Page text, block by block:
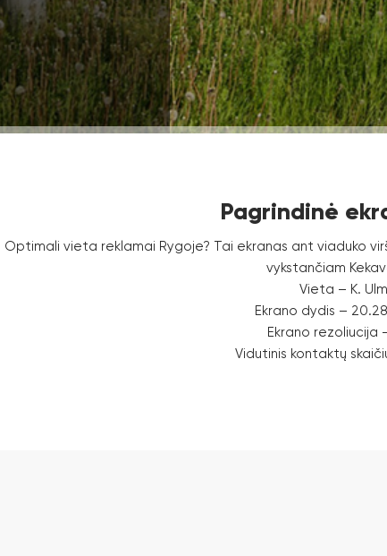
Pagrindinė
Optimali vieta reklamai Rygoje? Tai ekranas ant viaduko
vykstančiam
Vieta – K.
Ekrano dydis – 20.28
Ekrano rezoliucija
Vidutinis kontaktų